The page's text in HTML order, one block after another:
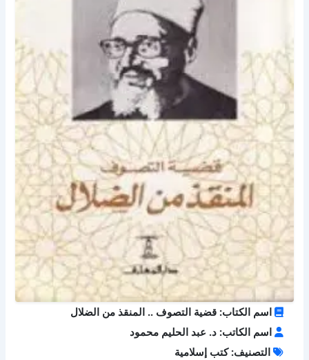
اسم الكتاب: قضية التصوف .. المنقذ من الضلال
اسم الكاتب: د. عبد الحليم محمود
التصنيف: كتب إسلامية